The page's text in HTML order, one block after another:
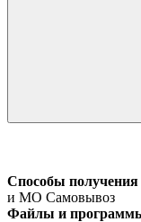
Способы получения
и МО Самовывоз
Файлы и